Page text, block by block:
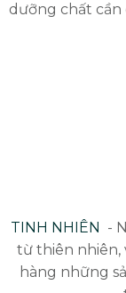
dưỡng chất cần
TINH NHIÊN -
từ thiên nhiên,
hàng những